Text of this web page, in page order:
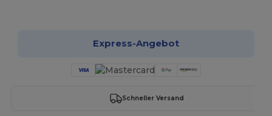
Express-Angebot
Schneller Versand